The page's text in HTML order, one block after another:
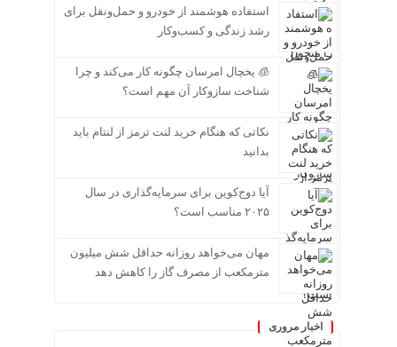
استفاده هوشمند از خودرو و حمل‌ونقل برای
رشد زندگی و کسب‌وکار
🧊 یخچال امرسان چگونه کار می‌کند و چرا
شناخت سازوکار آن مهم است؟
نکاتی که هنگام خرید لنت ترمز از لنتام باید
بدانید
آیا دوج‌کوین برای سرمایه‌گذاری در سال
۲۰۲۵ مناسب است؟
مهان می‌خواهد روزانه حداقل شش میلیون
مترمکعب از مصرف گاز را کاهش دهد
اخبار مروری